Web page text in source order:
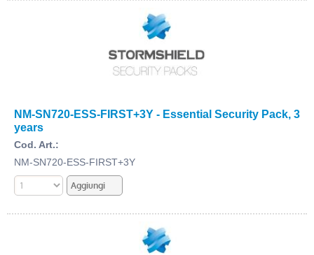
NM-SN720-ESS-FIRST+3Y - Essential Security Pack, 3
years
Cod. Art.:
NM-SN720-ESS-FIRST+3Y